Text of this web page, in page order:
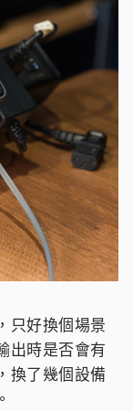
只好換個場景
出時是否會有
換了幾個設備